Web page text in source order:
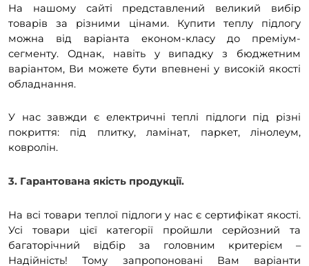
На нашому сайті представлений великий вибір
товарів за різними цінами. Купити теплу підлогу
можна від варіанта економ-класу до преміум-
сегменту. Однак, навіть у випадку з бюджетним
варіантом, Ви можете бути впевнені у високій якості
обладнання.
У нас завжди є електричні теплі підлоги під різні
покриття: під плитку, ламінат, паркет, лінолеум,
ковролін.
3. Гарантована якість продукції.
На всі товари теплої підлоги у нас є сертифікат якості.
Усі товари цієї категорії пройшли серйозний та
багаторічний відбір за головним критерієм –
Надійність! Тому запропоновані Вам варіанти